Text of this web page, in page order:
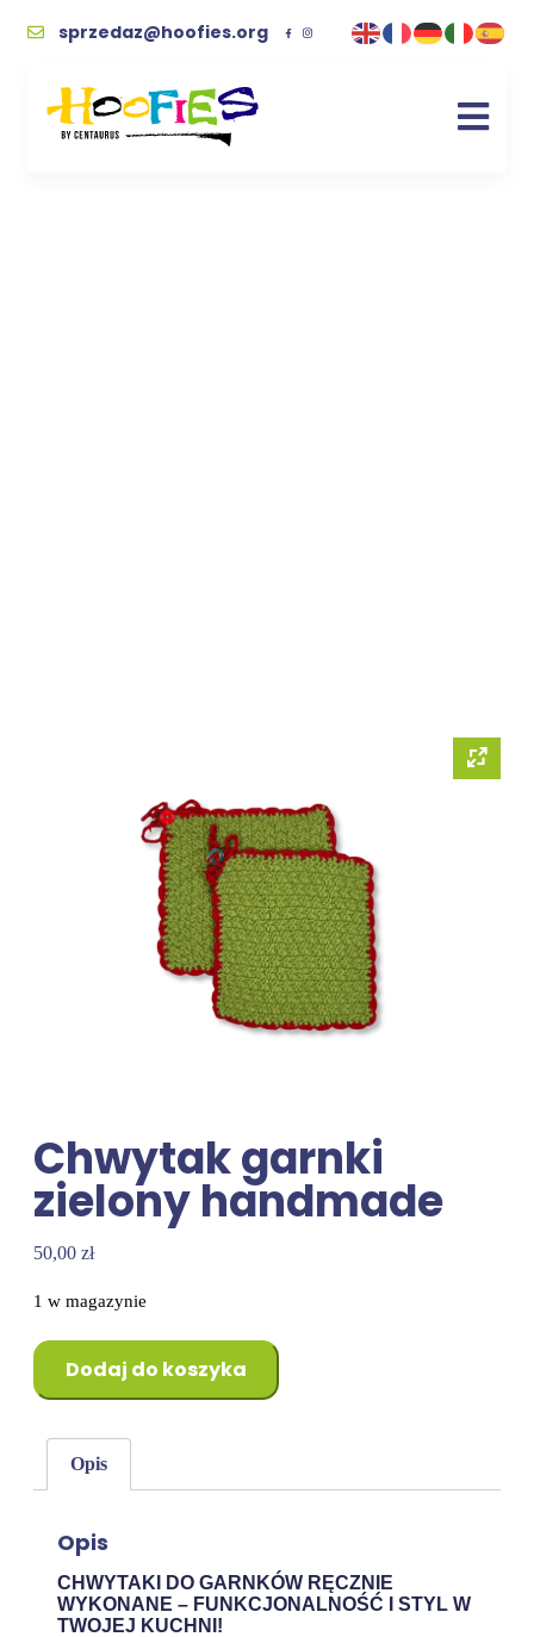
sprzedaz@hoofies.org
Chwytak garnki
zielony handmade
50,00 zł
1 w magazynie
Dodaj do koszyka
Opis
Opis
CHWYTAKI DO GARNKÓW RĘCZNIE
WYKONANE – FUNKCJONALNOŚĆ I STYL W
TWOJEJ KUCHNI!